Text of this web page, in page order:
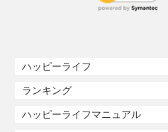
ハッピーライフ
ランキング
ハッピーライフマニュアル